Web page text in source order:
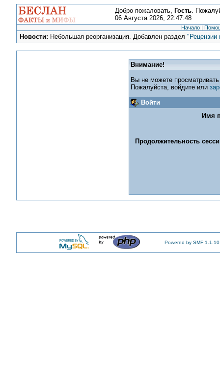
Добро пожаловать, Гость.
06 Августа 2026, 22:47:48
Начало |
Новости: Небольшая реорганизация. Добавлен раздел"Рецензии
Внимание!
Вы не можете
Пожалуйста, войдите или
Войти
Имя
Продолжительность
Powered by SMF 1.1.10